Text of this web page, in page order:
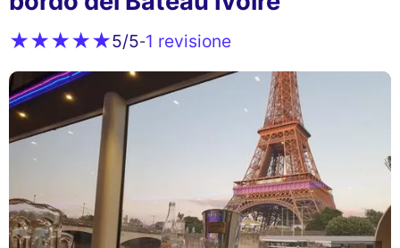
5/5-1 revisione